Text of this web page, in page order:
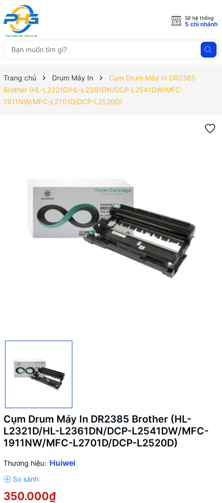
Số hệ thống
5 chi nhánh
Trang chủ Drum Máy In
Cụm Drum Máy In DR2385
Brother (HL-L2321D/HL-L2361DN/DCP-L2541DW/MFC-
1911NW/MFC-L2701D/DCP-L2520D)
Cụm Drum Máy In DR2385 Brother (HL-
L2321D/HL-L2361DN/DCP-L2541DW/MFC-
1911NW/MFC-L2701D/DCP-L2520D)
Thương hiệu: Huiwei
350.000₫